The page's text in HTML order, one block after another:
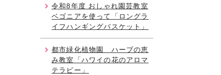
令和8年度 おしゃれ園芸教室
ベゴニアを使って「ロングラ
イフハンギングバスケット」
都市緑化植物園 ハーブの恵
み教室「ハワイの花のアロマ
テラピー」